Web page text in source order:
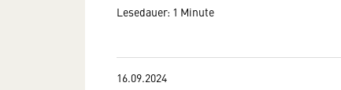
Lesedauer: 1 Minute
16.09.2024